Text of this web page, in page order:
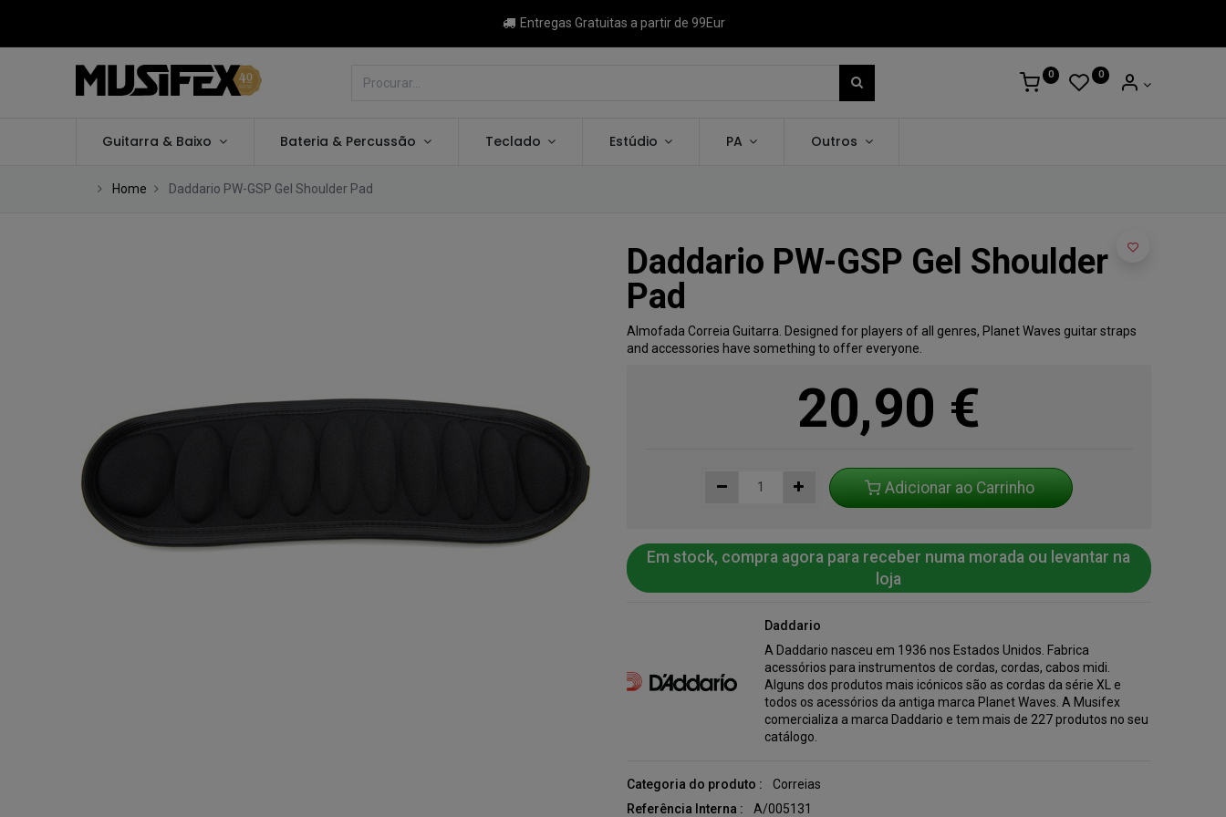
Entregas Gratuitas a partir de 99Eur
0 0
Guitarra & Baixo Bateria & Percussão Teclado Estúdio PA Outros
Home Daddario PW-GSP Gel Shoulder Pad
Daddario PW-GSP Gel Shoulder
Pad
Almofada Correia Guitarra. Designed for players of all genres, Planet Waves guitar straps
and accessories have something to offer everyone.
20,90 €
Adicionar ao Carrinho
Em stock, compra agora para receber numa morada ou levantar na
loja
Daddario
A Daddario nasceu em 1936 nos Estados Unidos. Fabrica
acessórios para instrumentos de cordas, cordas, cabos midi.
Alguns dos produtos mais icónicos são as cordas da série XL e
todos os acessórios da antiga marca Planet Waves. A Musifex
comercializa a marca Daddario e tem mais de 227 produtos no seu
catálogo.
Categoria do produto :
Correias
Referência Interna :
A/005131